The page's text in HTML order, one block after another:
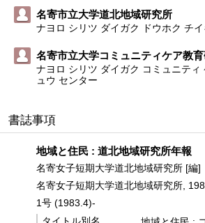
名寄市立大学道北地域研究所
ナヨロ シリツ ダイガク ドウホク チ
名寄市立大学コミュニティケア教
ナヨロ シリツ ダイガク コミュニティ
ュウ センター
書誌事項
地域と住民 : 道北地域研究所年報
名寄女子短期大学道北地域研究所 [編]
名寄女子短期大学道北地域研究所,
1号 (1983.4)-